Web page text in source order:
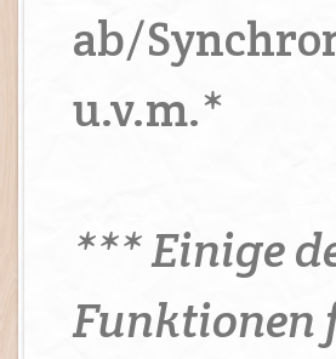
ab/
u.v.m.*
*** Einige